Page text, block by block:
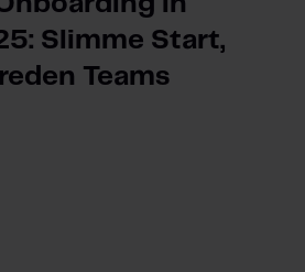
Slimme Start,
Teams